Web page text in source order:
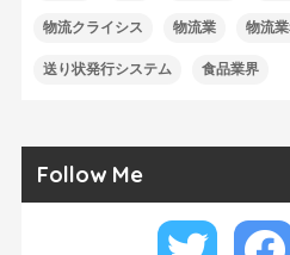
物流クライシス 物流業 物流
送り状発行システム 食品業界
Follow Me